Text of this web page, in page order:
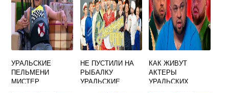
УРАЛЬСКИЕ
ПЕЛЬМЕНИ
МИСТЕР
НЕ ПУСТИЛИ НА
РЫБАЛКУ
УРАЛЬСКИЕ
КАК ЖИВУТ
АКТЕРЫ
УРАЛЬСКИХ